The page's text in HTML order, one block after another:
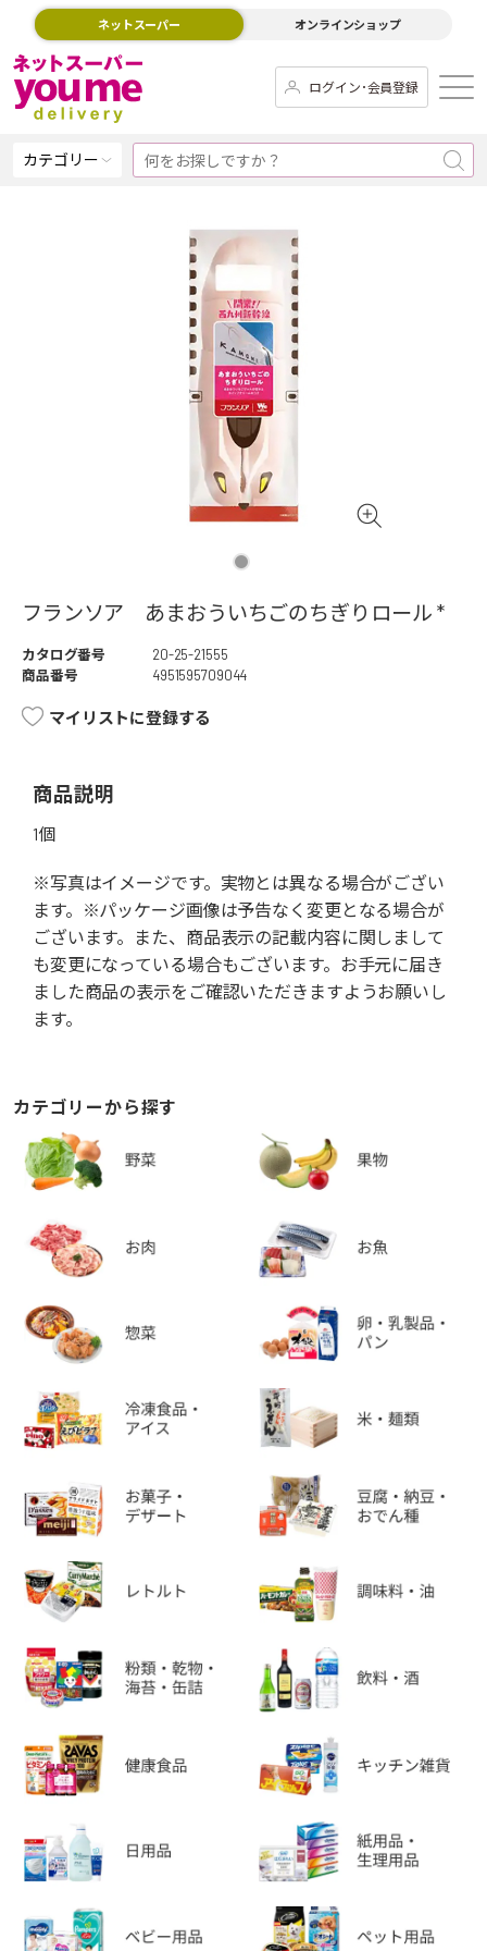
ネットスーパー オンラインショップ
ログイン･会員登録
カテゴリー
フランソア あまおういちごのちぎりロール *
カタログ番号
20-25-21555
商品番号
4951595709044
マイリストに登録する
商品説明
1個
※写真はイメージです。実物とは異なる場合がござい
ます。※パッケージ画像は予告なく変更となる場合が
ございます。また、商品表示の記載内容に関しまして
も変更になっている場合もございます。お手元に届き
ました商品の表示をご確認いただきますようお願いし
ます。
カテゴリーから探す